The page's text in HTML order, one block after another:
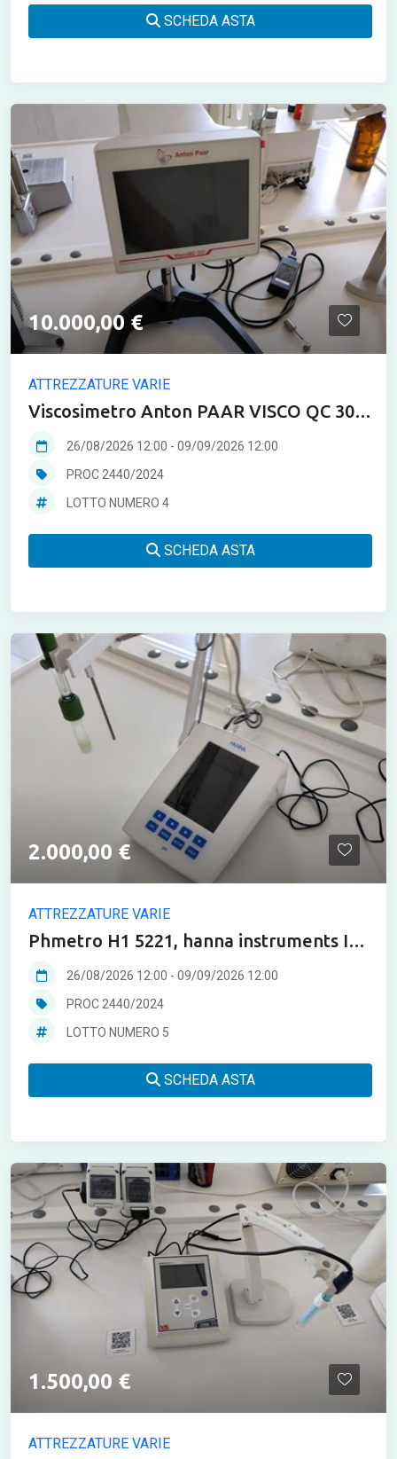
SCHEDA ASTA
10.000,00 €
ATTREZZATURE VARIE
Viscosimetro Anton PAAR VISCO QC 300
- L
26/08/2026 12:00 - 09/09/2026 12:00
PROC 2440/2024
LOTTO NUMERO 4
SCHEDA ASTA
2.000,00 €
ATTREZZATURE VARIE
Phmetro H1 5221, hanna instruments ITS
45
26/08/2026 12:00 - 09/09/2026 12:00
PROC 2440/2024
LOTTO NUMERO 5
SCHEDA ASTA
1.500,00 €
ATTREZZATURE VARIE